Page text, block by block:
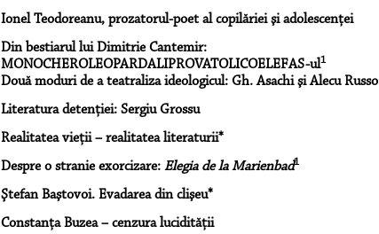
Ionel Teodoreanu, prozatorul-poet al copilăriei şi adolescenţei
Din bestiarul lui Dimitrie Cantemir:
MONOCHEROLEOPARDALIPROVATOLICOELEFAS-ul1
Două moduri de a teatraliza ideologicul: Gh. Asachi şi Alecu Russo
Literatura detenţiei: Sergiu Grossu
Realitatea vieţii – realitatea literaturii*
Despre o stranie exorcizare: Elegia de la Marienbad1
Ştefan Baştovoi. Evadarea din clişeu*
Constanţa Buzea – cenzura lucidităţii